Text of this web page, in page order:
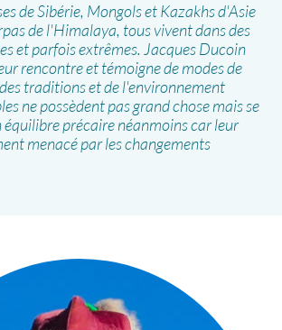
de Sibérie, Mongols et Kazakhs d'Asie
de l'Himalaya, tous vivent dans des
et parfois extrêmes. Jacques Ducoin
rencontre et témoigne de modes de
traditions et de l'environnement
ne possèdent pas grand chose mais se
précaire néanmoins car leur
menacé par les changements